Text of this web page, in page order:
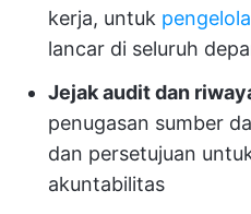
kerja, untuk
lancar di seluruh
Jejak audit dan
penugasan sumber
dan persetujuan
akuntabilitas